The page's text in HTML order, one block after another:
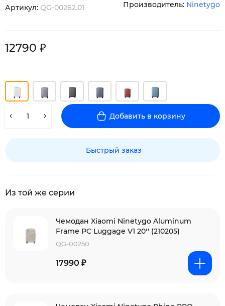
Артикул: QG-00262.01 Производитель: Ninetygo
12790 ₽
Добавить в корзину
Быстрый заказ
Из той же серии
Чемодан Xiaomi Ninetygo Aluminum
Frame PC Luggage V1 20'' (210205)
QG-00250
17990 ₽